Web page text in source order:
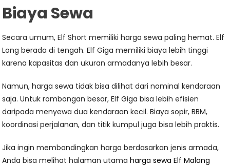
Biaya Sewa
Secara umum, Elf Short memiliki harga sewa paling hemat. Elf
Long berada di tengah. Elf Giga memiliki biaya lebih tinggi
karena kapasitas dan ukuran armadanya lebih besar.
Namun, harga sewa tidak bisa dilihat dari nominal kendaraan
saja. Untuk rombongan besar, Elf Giga bisa lebih efisien
daripada menyewa dua kendaraan kecil. Biaya sopir, BBM,
koordinasi perjalanan, dan titik kumpul juga bisa lebih praktis.
Jika ingin membandingkan harga berdasarkan jenis armada,
Anda bisa melihat halaman utamaharga sewa Elf Malang